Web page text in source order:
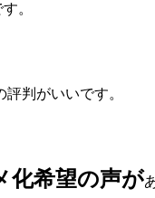
。
判がいいです。
化希望の声が